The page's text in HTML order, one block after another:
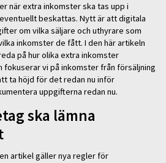
när extra inkomster ska tas upp i
beskattas. Nytt är att digitala
om vilka säljare och uthyrare som
inkomster de fått. I den här artikeln
på hur olika extra inkomster
fokuserar vi på inkomster från försäljning
ta höjd för det redan nu inför
uppgifterna redan nu.
ska lämna
artikel gäller nya regler för